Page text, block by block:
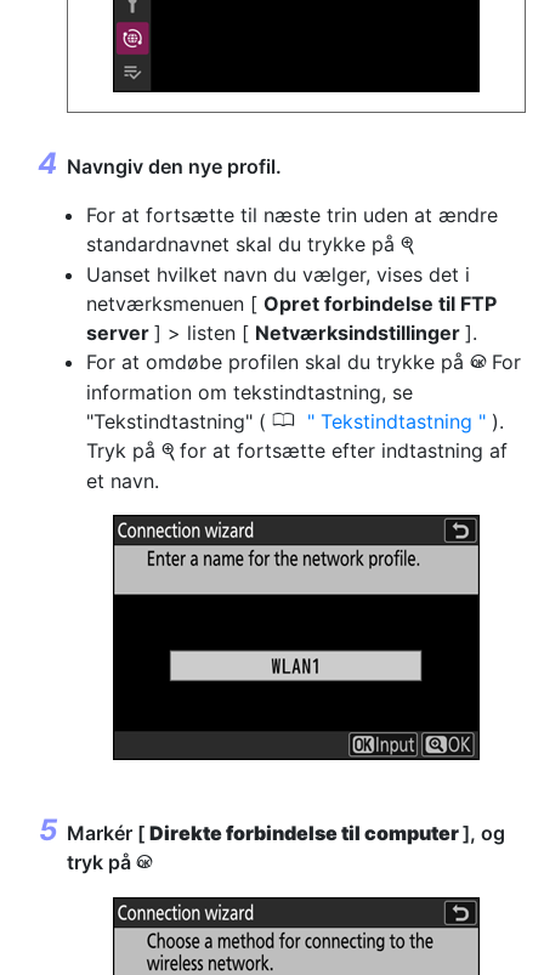
Navngiv den nye profil.
For at fortsætte til næste trin uden at ændre
standardnavnet skal du trykke på X
Uanset hvilket navn du vælger, vises det i
netværksmenuen [ Opret forbindelse til FTP
server ] > listen [ Netværksindstillinger ].
For at omdøbe profilen skal du trykke på J For
information om tekstindtastning, se
"Tekstindtastning" ( 0 Tekstindtastning
).
Tryk på X for at fortsætte efter indtastning af
et navn.
Markér [ Direkte forbindelse til computer], og
tryk på J